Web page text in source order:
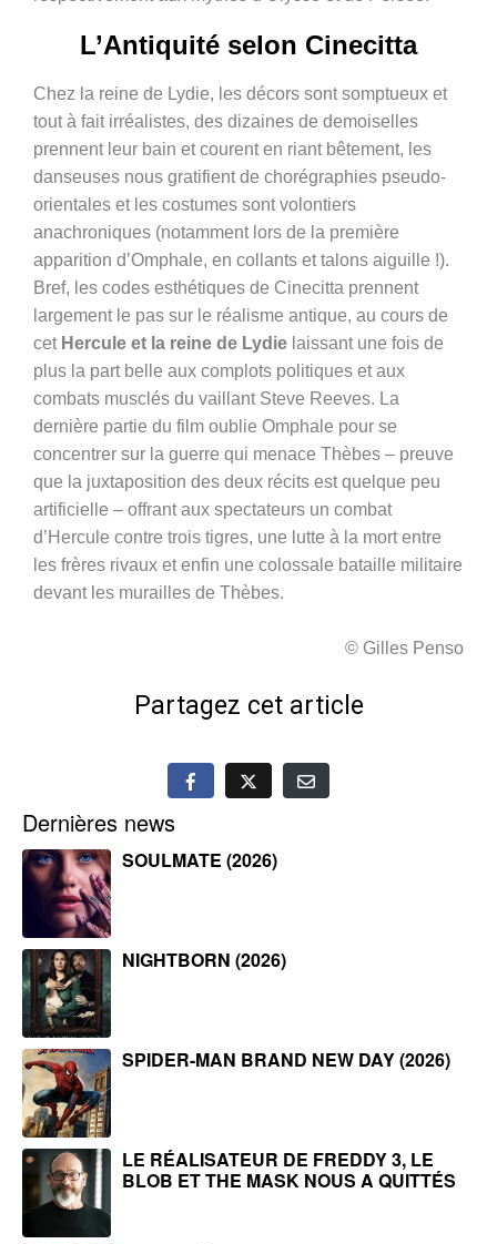
L’Antiquité selon Cinecitta
Chez la reine de Lydie, les décors sont somptueux et
tout à fait irréalistes, des dizaines de demoiselles
prennent leur bain et courent en riant bêtement, les
danseuses nous gratifient de chorégraphies pseudo-
orientales et les costumes sont volontiers
anachroniques (notamment lors de la première
apparition d’Omphale, en collants et talons aiguille !).
Bref, les codes esthétiques de Cinecitta prennent
largement le pas sur le réalisme antique, au cours de
cet Hercule et la reine de Lydie laissant une fois de
plus la part belle aux complots politiques et aux
combats musclés du vaillant Steve Reeves. La
dernière partie du film oublie Omphale pour se
concentrer sur la guerre qui menace Thèbes – preuve
que la juxtaposition des deux récits est quelque peu
artificielle – offrant aux spectateurs un combat
d’Hercule contre trois tigres, une lutte à la mort entre
les frères rivaux et enfin une colossale bataille militaire
devant les murailles de Thèbes.
© Gilles Penso
Partagez cet article
Dernières news
SOULMATE (2026)
NIGHTBORN (2026)
SPIDER-MAN BRAND NEW DAY (2026)
LE RÉALISATEUR DE FREDDY 3, LE
BLOB ET THE MASK NOUS A QUITTÉS